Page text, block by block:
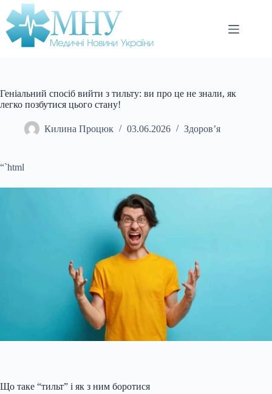
Перейти
до
вмісту
Геніальний спосіб вийти з тильту: ви про це не знали, як
легко позбутися цього стану!
Килина Процюк 03.06.2026 Здоров’я
“`html
Що таке “тильт” і як з ним боротися